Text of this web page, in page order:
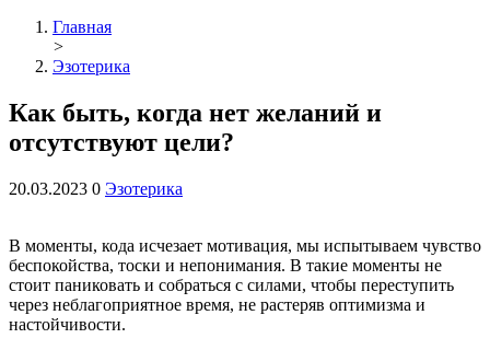
Главная
>
Эзотерика
Как быть, когда нет желаний и
отсутствуют цели?
20.03.2023 0 Эзотерика
В моменты, кода исчезает мотивация, мы испытываем чувство
беспокойства, тоски и непонимания. В такие моменты не
стоит паниковать и собраться с силами, чтобы переступить
через неблагоприятное время, не растеряв оптимизма и
настойчивости.